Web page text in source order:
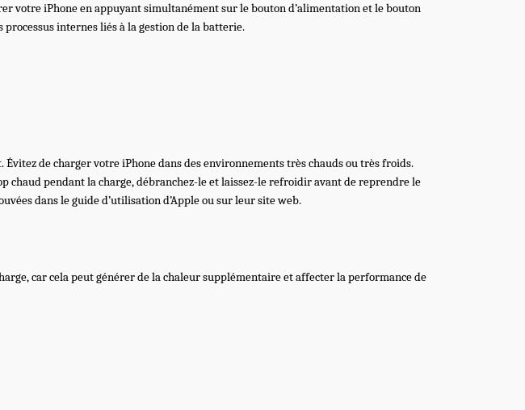
votre iPhone en appuyant simultanément sur le bouton d’alimentation et le bouton
internes liés à la gestion de la batterie.
de charger votre iPhone dans des environnements très chauds ou très froids.
chaud pendant la charge, débranchez-le et laissez-le refroidir avant de reprendre le
dans le guide d’utilisation d’Apple ou sur leur site web.
car cela peut générer de la chaleur supplémentaire et affecter la performance de